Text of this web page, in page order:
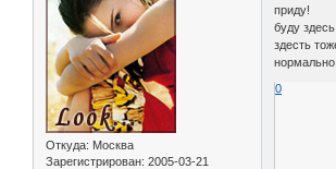
Откуда: Москва
Зарегистрирован: 2005-03-21
приду!
буду
здесть
0